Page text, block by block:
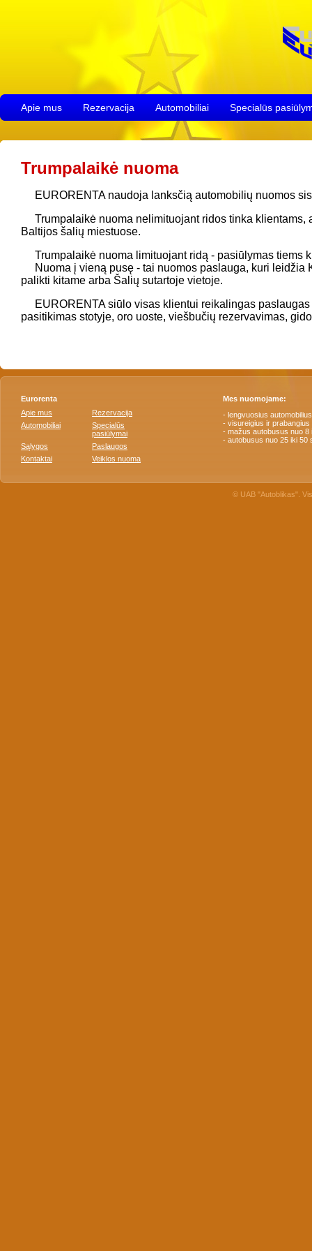
Apie mus Rezervacija Automobiliai Specialūs
Trumpalaikė nuoma
EURORENTA naudoja lanksčią automobilių nuomos
Trumpalaikė nuoma nelimituojant ridos tinka klientams,
Baltijos šalių miestuose.
Trumpalaikė nuoma limituojant ridą - pasiūlymas tiems
Nuoma į vieną pusę - tai nuomos paslauga, kuri leidžia
palikti kitame arba Šalių sutartoje vietoje.
EURORENTA siūlo visas klientui reikalingas
pasitikimas stotyje, oro uoste, viešbučių rezervavimas,
Eurorenta
Apie mus
Rezervacija
Automobiliai
Specialūs
pasiūlymai
Sąlygos
Paslaugos
Kontaktai
Veiklos nuoma
Mes nuomojame:
- lengvuosius
- visureigius ir prabangius
- mažus autobusus nuo 8
- autobusus nuo 25 iki 50
© UAB "Autoblikas".